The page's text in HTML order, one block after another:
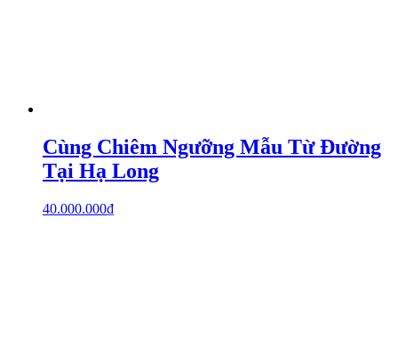
Cùng Chiêm Ngưỡng Mẫu Từ Đường
Tại Hạ Long
40.000.000₫